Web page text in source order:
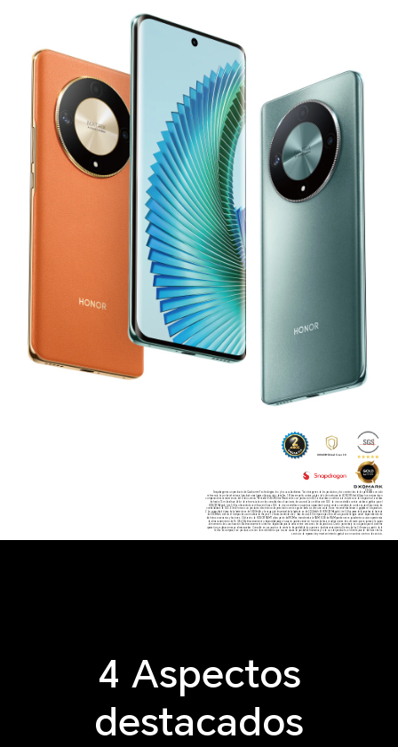
referencia, favor de referirse al producto real para obtener más detalles. 1 El desempeño contra caídas del vidrio reforzado HONOR Shield Glass fue mejorado en
comparación a la resistencia del vidrio común. *Pantalla HONOR Ultra Resistente con protección 360° anticaídas se refiere a la resistencia del dispositivo a caídas
de hasta 1.5m de altura. Valor de referencia, favor de consultar las situaciones de uso real. La certificación SGS de cinco estrellas contra caídas significa que el
HONOR Magic6 Lite 5G ha obtenido la certificación Swiss SGS de cinco estrellas en cuanto a capacidad contra caídas, cumpliendo con las especificaciones de
2 La capacidad típica de la batería es de 5800mAh, y la capacidad nominal de la batería es de 5700mAh. El HONOR Magic6 Lite 5G ha pasado la prueba de batería
de DXOMark, siendo el tiempo de uso moderado mayor a 72 horas (estándar de 2 días de uso). El tiempo específico de uso puede llegar a variar dependiendo de
distintos escenarios y factores. 3 A través de HONOR RAM Turbo, parte del ROM se transferirá a la RAM, 8 GB de RAM pueden ser equivalentes a una experiencia
de almacenamiento de 16 GB. 4 El almacenamiento disponible para el usuario puede variar en función de las actualizaciones de software que requiera el equipo
operativo y aplicaciones ya almacenadas. Consulte en sus puntos de venta la disponibilidad y opciones de almacenamiento.Dentro de los 24 meses a partir de la
fecha de compra, si se produce un error de rendimiento que no sea causado por daños humanos y/o de uso del producto, el cliente puede disfrutar de los
servicios de reparación y mantenimiento gratuitos en nuestros centros de servicio.
4 Aspectos
destacados
completa a caídas para a todo el dispositivo.
Una protección de tres niveles
completamente nueva proporciona
múltiples refuerzos para la pantalla, los
bordes y los compartimentos internos.
Un nuevo material de amortiguación
desarrollado por HONOR cuenta con
poros de tamaño micrométrico que
pueden absorber hasta 1,2 veces el
impacto de una caída. 3